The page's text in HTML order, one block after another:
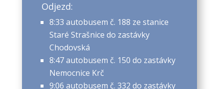
Odjezd:
8:33 autobusem č. 188 ze stanice
Staré Strašnice do zastávky
Chodovská
8:47 autobusem č. 150 do zastávky
Nemocnice Krč
9:06 autobusem č. 332 do zastávky